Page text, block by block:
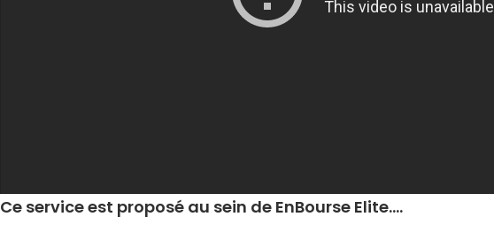
Ce service est proposé au sein de EnBourse Elite….